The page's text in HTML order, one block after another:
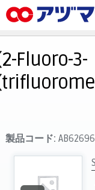
お気に入り
カート
主要取扱ブランド
代理店一覧
支払い
Fluoro-3-
製品コード: